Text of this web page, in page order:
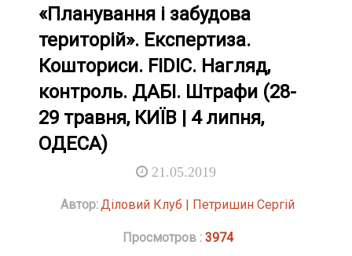
«Планування і забудова
територій». Експертиза.
Кошториси. FIDIC. Нагляд,
контроль. ДАБІ. Штрафи (28-
29 травня, КИЇВ | 4 липня,
ОДЕСА)
21.05.2019
Автор:Діловий Клуб | Петришин Сергій
Просмотров : 3974